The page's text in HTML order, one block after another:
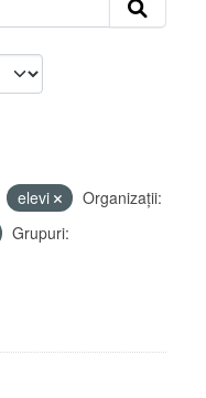
elevi
Organizații:
Grupuri: